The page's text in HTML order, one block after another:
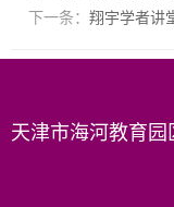
下一条： 翔宇学者讲
天津市海河教育